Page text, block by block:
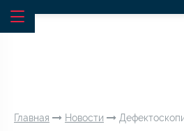
Главная Новости